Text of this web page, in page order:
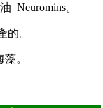
Neuromins。
。
。